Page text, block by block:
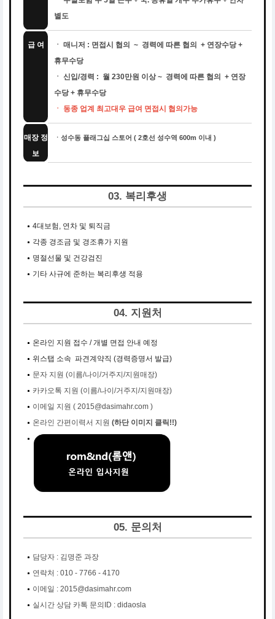
별도
급 여
ㆍ 매니저 : 면접시 협의 ~ 경력에 따른 협의 + 연장수당 +
휴무수당
ㆍ 신입/경력 : 월 230만원 이상 ~ 경력에 따른 협의 + 연장
수당 + 휴무수당
ㆍ 동종 업계 최고대우 급여 면접시 협의가능
매장 정
보
ㆍ성수동 플래그십 스토어 ( 2호선 성수역 600m 이내 )
03. 복리후생
4대보험, 연차 및 퇴직금
각종 경조금 및 경조휴가 지원
명절선물 및 건강검진
기타 사규에 준하는 복리후생 적용
04. 지원처
온라인 지원 접수 / 개별 면접 안내 예정
위스탭 소속 파견계약직 (경력증명서 발급)
문자 지원 (이름/나이/거주지/지원매장)
카카오톡 지원 (이름/나이/거주지/지원매장)
이메일 지원 ( 2015@dasimahr.com )
온라인 간편이력서 지원 (하단 이미지 클릭!!)
05. 문의처
담당자 : 김명준 과장
연락처 : 010 - 7766 - 4170
이메일 : 2015@dasimahr.com
실시간 상담 카톡 문의ID : didaosla